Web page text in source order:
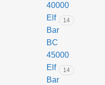
40000
Elf
Bar
BC
45000
14
Elf
Bar
14